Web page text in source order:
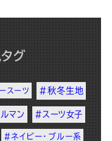
グ
スーツ #秋冬生地
マン #スーツ女子
#ネイビー・ブルー系